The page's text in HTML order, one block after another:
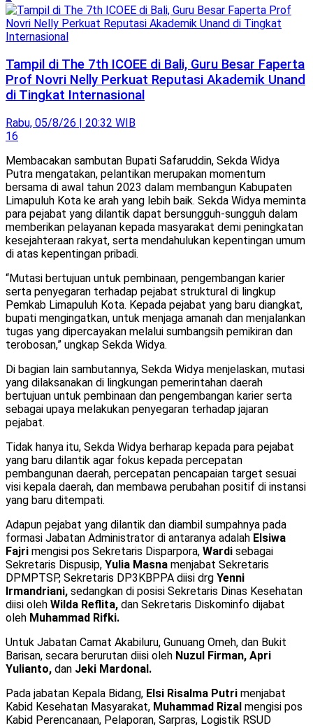
Tampil di The 7th ICOEE di Bali, Guru Besar Faperta
Prof Novri Nelly Perkuat Reputasi Akademik Unand
di Tingkat Internasional
Rabu, 05/8/26 | 20:32 WIB
16
Membacakan sambutan Bupati Safaruddin, Sekda Widya
Putra mengatakan, pelantikan merupakan momentum
bersama di awal tahun 2023 dalam membangun Kabupaten
Limapuluh Kota ke arah yang lebih baik. Sekda Widya meminta
para pejabat yang dilantik dapat bersungguh-sungguh dalam
memberikan pelayanan kepada masyarakat demi peningkatan
kesejahteraan rakyat, serta mendahulukan kepentingan umum
di atas kepentingan pribadi.
“Mutasi bertujuan untuk pembinaan, pengembangan karier
serta penyegaran terhadap pejabat struktural di lingkup
Pemkab Limapuluh Kota. Kepada pejabat yang baru diangkat,
bupati mengingatkan, untuk menjaga amanah dan menjalankan
tugas yang dipercayakan melalui sumbangsih pemikiran dan
terobosan,” ungkap Sekda Widya.
Di bagian lain sambutannya, Sekda Widya menjelaskan, mutasi
yang dilaksanakan di lingkungan pemerintahan daerah
bertujuan untuk pembinaan dan pengembangan karier serta
sebagai upaya melakukan penyegaran terhadap jajaran
pejabat.
Tidak hanya itu, Sekda Widya berharap kepada para pejabat
yang baru dilantik agar fokus kepada percepatan
pembangunan daerah, percepatan pencapaian target sesuai
visi kepala daerah, dan membawa perubahan positif di instansi
yang baru ditempati.
Adapun pejabat yang dilantik dan diambil sumpahnya pada
formasi Jabatan Administrator di antaranya adalah Elsiwa
Fajri mengisi pos Sekretaris Disparpora, Wardi sebagai
Sekretaris Dispusip, Yulia Masna menjabat Sekretaris
DPMPTSP, Sekretaris DP3KBPPA diisi drg Yenni
Irmandriani, sedangkan di posisi Sekretaris Dinas Kesehatan
diisi oleh Wilda Reflita, dan Sekretaris Diskominfo dijabat
oleh Muhammad Rifki.
Untuk Jabatan Camat Akabiluru, Gunuang Omeh, dan Bukit
Barisan, secara berurutan diisi oleh Nuzul Firman, Apri
Yulianto, dan Jeki Mardonal.
Pada jabatan Kepala Bidang, Elsi Risalma Putri menjabat
Kabid Kesehatan Masyarakat, Muhammad Rizal mengisi pos
Kabid Perencanaan, Pelaporan, Sarpras, Logistik RSUD